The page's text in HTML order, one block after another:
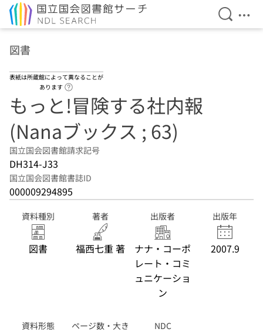
検索を
メ
図書
表紙は所蔵館によって異なることが
あります
もっと!冒険する社内報
(Nanaブックス ; 63)
国立国会図書館請求記号
DH314-J33
国立国会図書館書誌ID
000009294895
資料種別
図書
著者
福西七重 著
出版者
ナナ・コーポ
レート・コミ
ュニケーショ
ン
出版年
2007.9
資料形態
ページ数・大き
NDC